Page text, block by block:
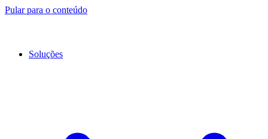
Pular para o conteúdo
Soluções